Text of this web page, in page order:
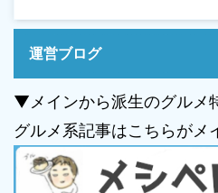
運営ブログ
▼メインから派生のグルメ
グルメ系記事はこちらがメ